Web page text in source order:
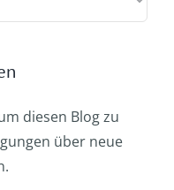
diesen Blog zu
über neue